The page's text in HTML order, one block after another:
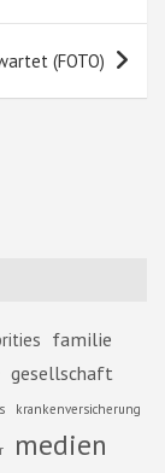
(FOTO)
familie
gesellschaft
krankenversicherung
medien